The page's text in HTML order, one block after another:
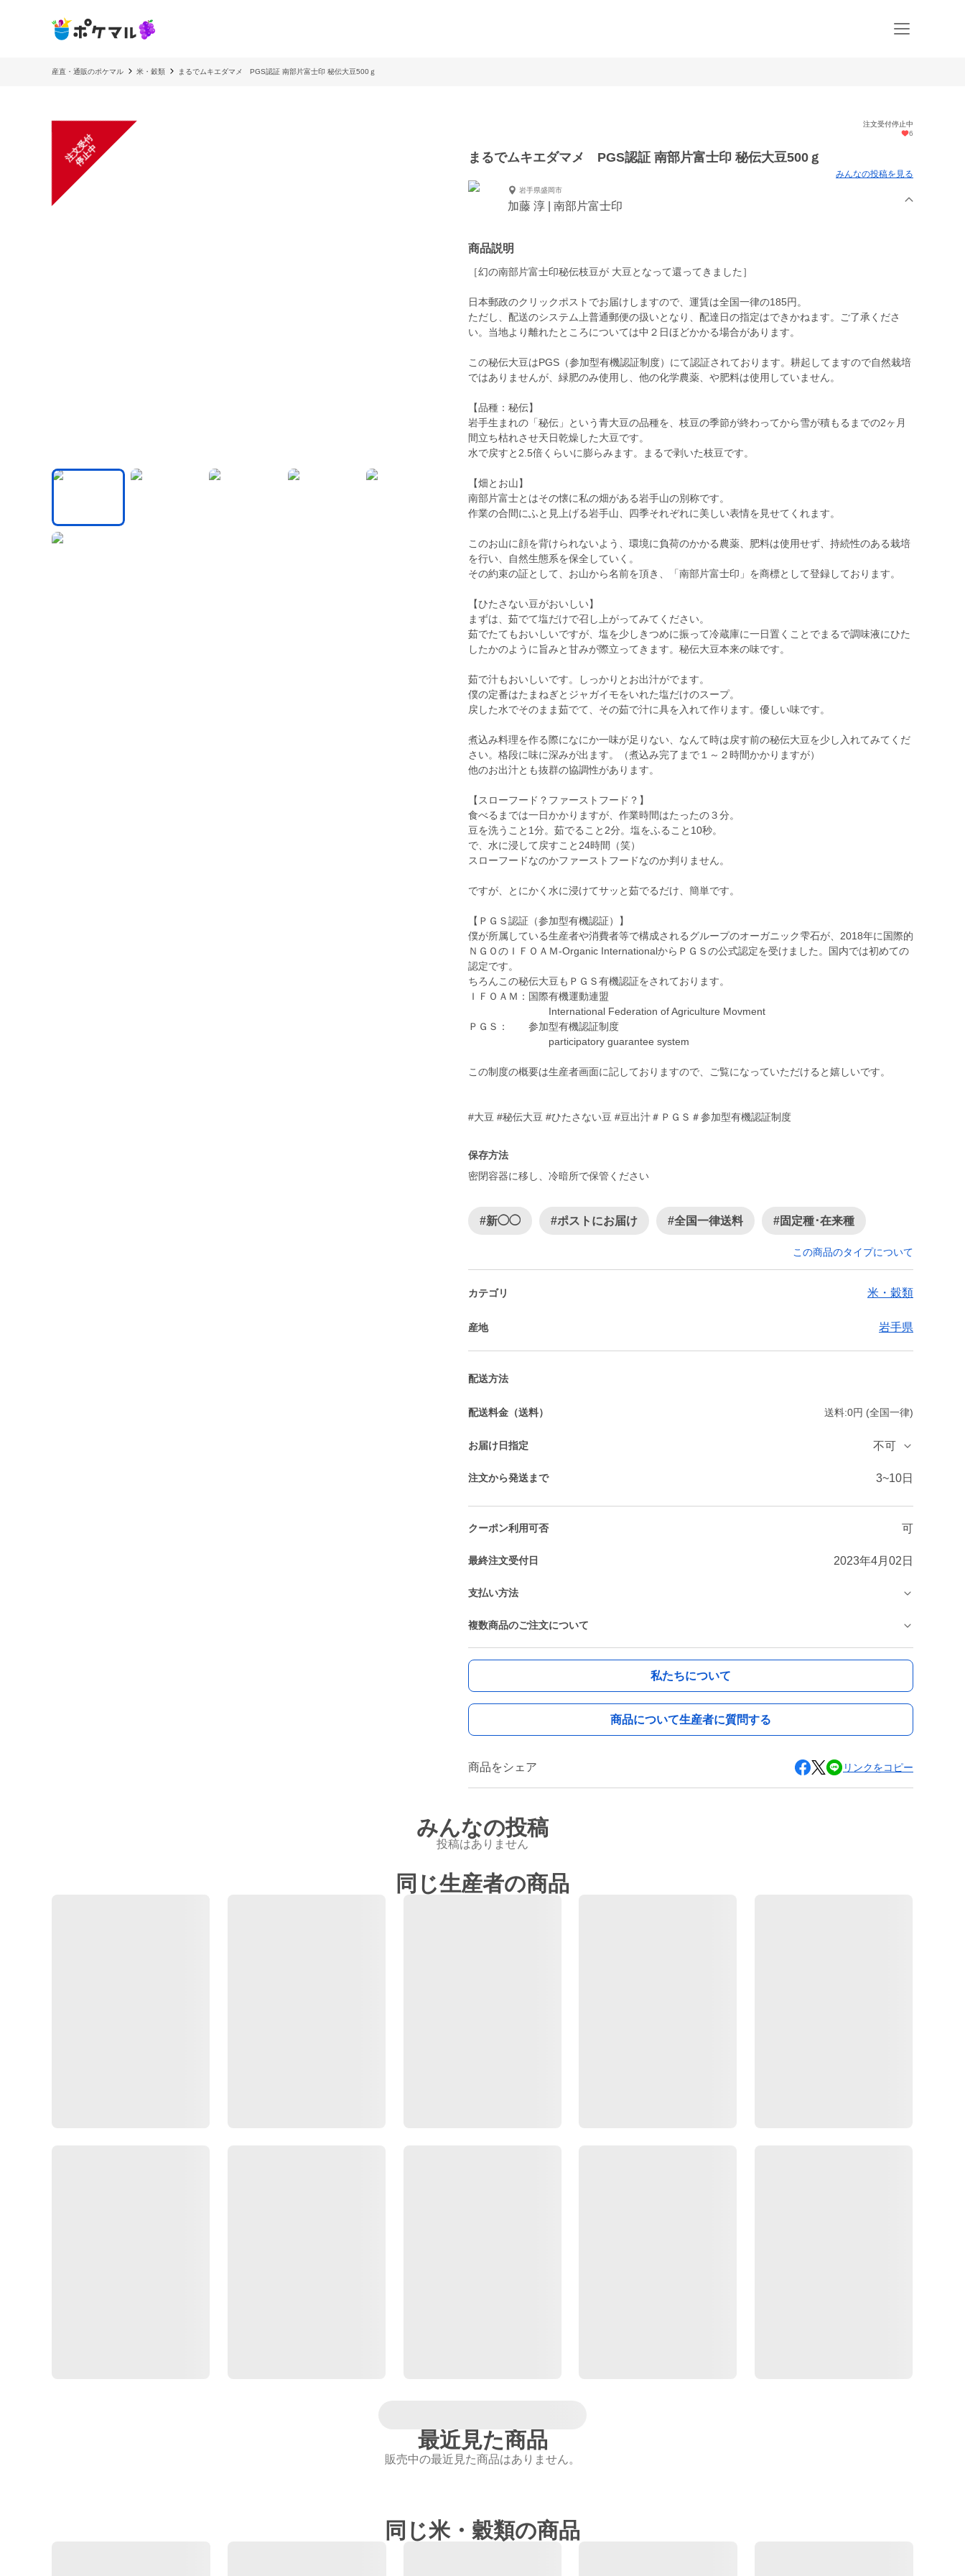
産直・通販のポケマル 米・穀類 まるでムキエダマメ PGS認証 南部片富士印 秘伝大豆500ｇ
注
文
受
付
停
止
中
注文受付停止中
6
まるでムキエダマメ PGS認証 南部片富士印 秘伝大豆500ｇ
みんなの投稿を見る
岩手県盛岡市
加藤 淳 | 南部片富士印
商品説明
［幻の南部片富士印秘伝枝豆が 大豆となって還ってきました］
日本郵政のクリックポストでお届けしますので、運賃は全国一律の185円。
ただし、配送のシステム上普通郵便の扱いとなり、配達日の指定はできかねます。ご了承くださ
い。当地より離れたところについては中２日ほどかかる場合があります。
この秘伝大豆はPGS（参加型有機認証制度）にて認証されております。耕起してますので自然栽培
ではありませんが、緑肥のみ使用し、他の化学農薬、や肥料は使用していません。
【品種：秘伝】
岩手生まれの「秘伝」という青大豆の品種を、枝豆の季節が終わってから雪が積もるまでの2ヶ月
間立ち枯れさせ天日乾燥した大豆です。
水で戻すと2.5倍くらいに膨らみます。まるで剥いた枝豆です。
【畑とお山】
南部片富士とはその懐に私の畑がある岩手山の別称です。
作業の合間にふと見上げる岩手山、四季それぞれに美しい表情を見せてくれます。
このお山に顔を背けられないよう、環境に負荷のかかる農薬、肥料は使用せず、持続性のある栽培
を行い、自然生態系を保全していく。
その約束の証として、お山から名前を頂き、「南部片富士印」を商標として登録しております。
【ひたさない豆がおいしい】
まずは、茹でて塩だけで召し上がってみてください。
茹でたてもおいしいですが、塩を少しきつめに振って冷蔵庫に一日置くことでまるで調味液にひた
したかのように旨みと甘みが際立ってきます。秘伝大豆本来の味です。
茹で汁もおいしいです。しっかりとお出汁がでます。
僕の定番はたまねぎとジャガイモをいれた塩だけのスープ。
戻した水でそのまま茹でて、その茹で汁に具を入れて作ります。優しい味です。
煮込み料理を作る際になにか一味が足りない、なんて時は戻す前の秘伝大豆を少し入れてみてくだ
さい。格段に味に深みが出ます。（煮込み完了まで１～２時間かかりますが）
他のお出汁とも抜群の協調性があります。
【スローフード？ファーストフード？】
食べるまでは一日かかりますが、作業時間はたったの３分。
豆を洗うこと1分。茹でること2分。塩をふること10秒。
で、水に浸して戻すこと24時間（笑）
スローフードなのかファーストフードなのか判りません。
ですが、とにかく水に浸けてサッと茹でるだけ、簡単です。
【ＰＧＳ認証（参加型有機認証）】
僕が所属している生産者や消費者等で構成されるグループのオーガニック雫石が、2018年に国際的
ＮＧＯのＩＦＯＡＭ-Organic InternationalからＰＧＳの公式認定を受けました。国内では初めての
認定です。
ちろんこの秘伝大豆もＰＧＳ有機認証をされております。
ＩＦＯＡＭ：国際有機運動連盟
International Federation of Agriculture Movment
ＰＧＳ： 参加型有機認証制度
participatory guarantee system
この制度の概要は生産者画面に記しておりますので、ご覧になっていただけると嬉しいです。
#大豆 #秘伝大豆 #ひたさない豆 #豆出汁＃ＰＧＳ＃参加型有機認証制度
保存方法
密閉容器に移し、冷暗所で保管ください
#新◯◯ #ポストにお届け #全国一律送料 #固定種･在来種
この商品のタイプについて
カテゴリ 米・穀類
産地 岩手県
配送方法
配送料金（送料） 送料:0円 (全国一律)
お届け日指定 不可
注文から発送まで 3~10日
クーポン利用可否 可
最終注文受付日 2023年4月02日
支払い方法
複数商品のご注文について
私たちについて
商品について生産者に質問する
商品をシェア リンクをコピー
みんなの投稿
投稿はありません
同じ生産者の商品
最近見た商品
販売中の最近見た商品はありません。
同じ米・穀類の商品